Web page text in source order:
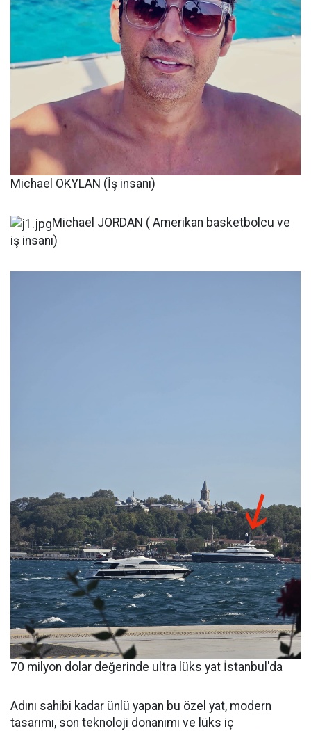
Michael OKYLAN (İş insanı)
Michael JORDAN ( Amerikan basketbolcu ve
iş insanı)
70 milyon dolar değerinde ultra lüks yat İstanbul'da
Adını sahibi kadar ünlü yapan bu özel yat, modern
tasarımı, son teknoloji donanımı ve lüks iç